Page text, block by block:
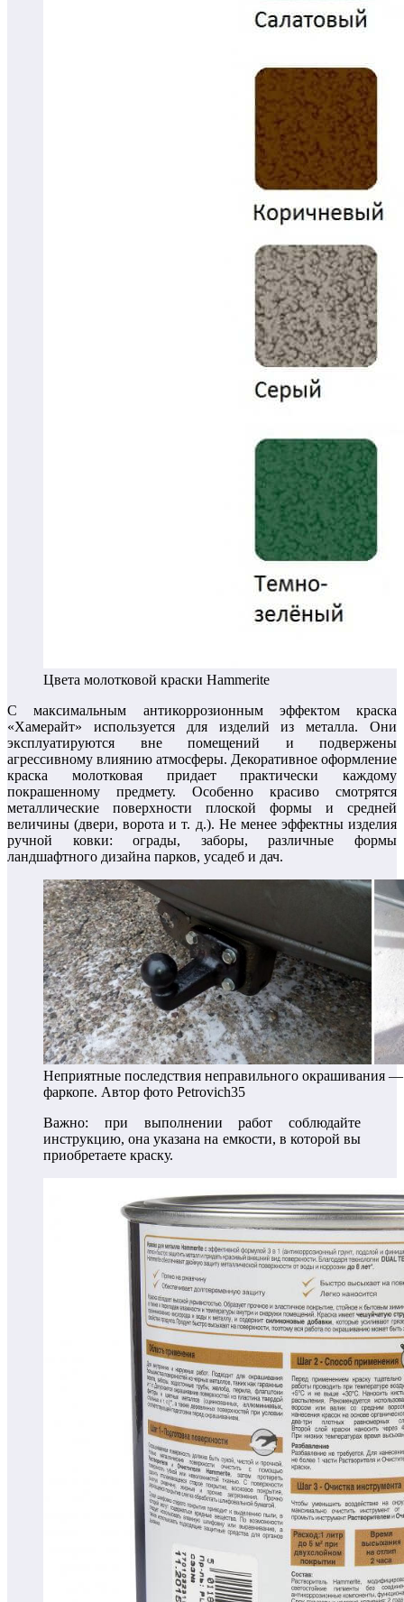
Цвета молотковой краски Hammerite
С максимальным антикоррозионным эффектом краска
«Хамерайт» используется для изделий из металла. Они
эксплуатируются вне помещений и подвержены
агрессивному влиянию атмосферы. Декоративное оформление
краска молотковая придает практически каждому
покрашенному предмету. Особенно красиво смотрятся
металлические поверхности плоской формы и средней
величины (двери, ворота и т. д.). Не менее эффектны изделия
ручной ковки: ограды, заборы, различные формы
ландшафтного дизайна парков, усадеб и дач.
Неприятные последствия неправильного окрашивания
фаркопе. Автор фото Petrovich35
Важно: при выполнении работ соблюдайте
инструкцию, она указана на емкости, в которой вы
приобретаете краску.